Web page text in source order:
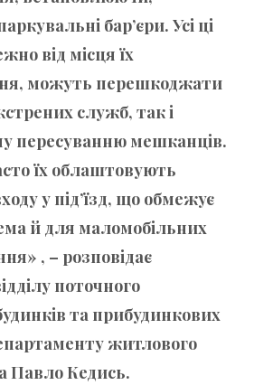
бар’єри. Усі ці
від місця їх
можуть перешкоджати
служб, так і
пересуванню мешканців.
їх облаштовують
у під’їзд, що обмежує
й для маломобільних
, – розповідає
поточного
та прибудинкових
житлового
Павло Кедись.